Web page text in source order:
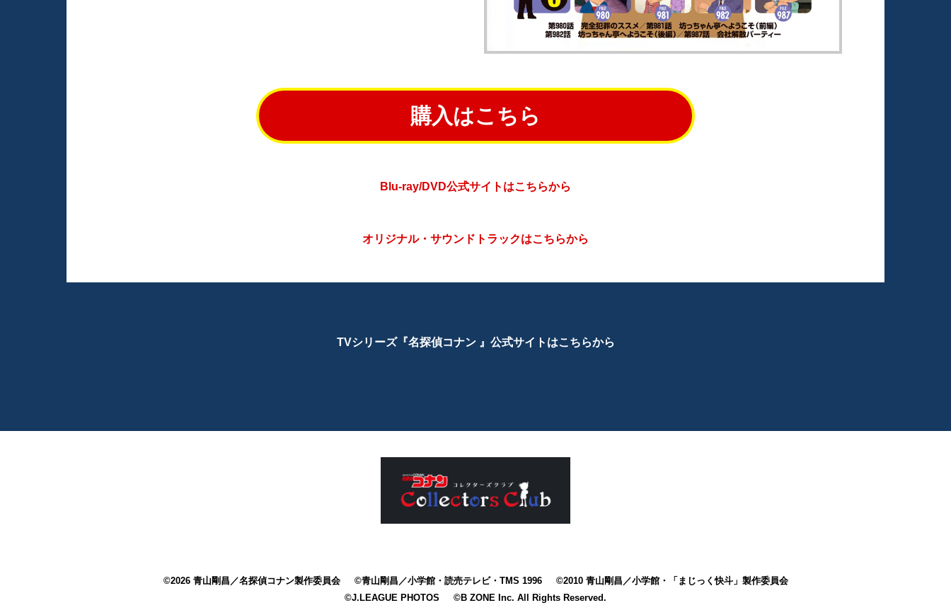
購入はこちら
Blu-ray/DVD公式サイトはこちらから
オリジナル・サウンドトラックはこちらから
TVシリーズ『名探偵コナン 』公式サイトはこちらから
©2026 青山剛昌／名探偵コナン製作委員会 ©青山剛昌／小学館・読売テレビ・TMS 1996
©2010 青山剛昌／小学館・「まじっく快斗」製作委員会
©J.LEAGUE PHOTOS
©B ZONE Inc. All Rights Reserved.